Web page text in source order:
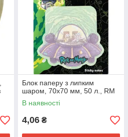
Блок паперу з липким
шаром, 70х70 мм, 50 л., RM
В наявності
4,06 ₴